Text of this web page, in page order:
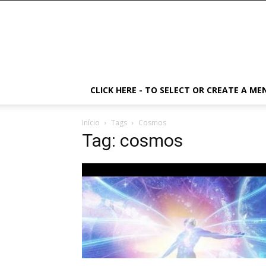
CLICK HERE - TO SELECT OR CREATE A
Início Tags Cosmos
Tag: cosmos